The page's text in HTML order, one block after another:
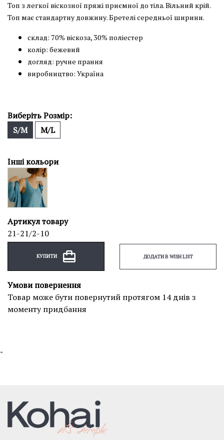
Топ з легкої віскозної пряжі приємної до тіла. Вільний крій.
Топ має стандартну довжину. Бретелі середньої ширини.
склад: 70% віскоза, 30% поліестер
колір: бежевий
догляд: ручне прання
виробництво: Україна
Виберіть Розмір:
S/M
M/L
Інші кольори
Артикул товару
21-21/2-10
КУПИТИ ДОДАТИ В WISH LIST
Умови повернення
Товар може бути повернутий протягом 14 днів з
моменту придбання
"